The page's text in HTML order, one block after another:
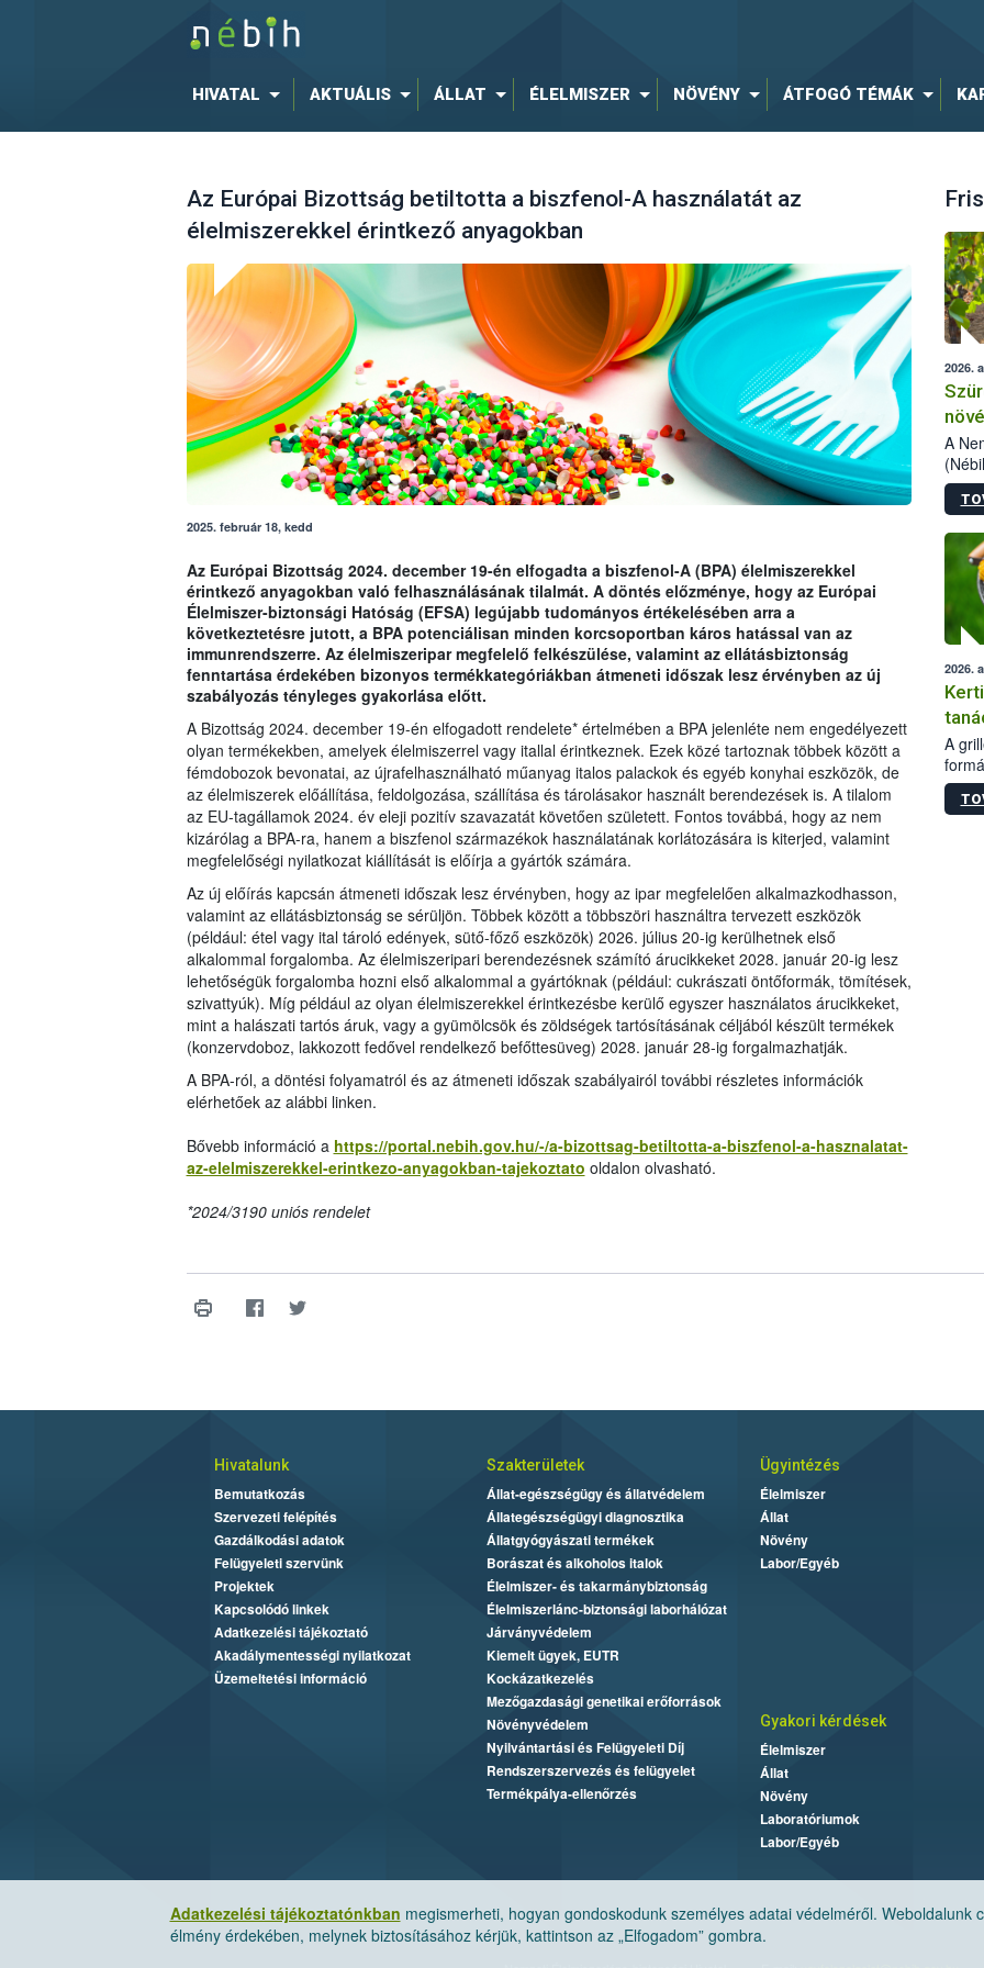
HIVATAL AKTUÁLIS ÁLLAT ÉLELMISZER NÖVÉNY ÁTFOGÓ TÉMÁK
Az Európai Bizottság betiltotta a biszfenol-A használatát az
élelmiszerekkel érintkező anyagokban
2025. február 18, kedd
Az Európai Bizottság 2024. december 19-én elfogadta a biszfenol-A (BPA) élelmiszerekkel
érintkező anyagokban való felhasználásának tilalmát. A döntés előzménye, hogy az Európai
Élelmiszer-biztonsági Hatóság (EFSA) legújabb tudományos értékelésében arra a
következtetésre jutott, a BPA potenciálisan minden korcsoportban káros hatással van az
immunrendszerre. Az élelmiszeripar megfelelő felkészülése, valamint az ellátásbiztonság
fenntartása érdekében bizonyos termékkategóriákban átmeneti időszak lesz érvényben az új
szabályozás tényleges gyakorlása előtt.
A Bizottság 2024. december 19-én elfogadott rendelete* értelmében a BPA jelenléte nem engedélyezett
olyan termékekben, amelyek élelmiszerrel vagy itallal érintkeznek. Ezek közé tartoznak többek között a
fémdobozok bevonatai, az újrafelhasználható műanyag italos palackok és egyéb konyhai eszközök, de
az élelmiszerek előállítása, feldolgozása, szállítása és tárolásakor használt berendezések is. A tilalom
az EU-tagállamok 2024. év eleji pozitív szavazatát követően született. Fontos továbbá, hogy az nem
kizárólag a BPA-ra, hanem a biszfenol származékok használatának korlátozására is kiterjed, valamint
megfelelőségi nyilatkozat kiállítását is előírja a gyártók számára.
Az új előírás kapcsán átmeneti időszak lesz érvényben, hogy az ipar megfelelően alkalmazkodhasson,
valamint az ellátásbiztonság se sérüljön. Többek között a többszöri használtra tervezett eszközök
(például: étel vagy ital tároló edények, sütő-főző eszközök) 2026. július 20-ig kerülhetnek első
alkalommal forgalomba. Az élelmiszeripari berendezésnek számító árucikkeket 2028. január 20-ig lesz
lehetőségük forgalomba hozni első alkalommal a gyártóknak (például: cukrászati öntőformák, tömítések,
szivattyúk). Míg például az olyan élelmiszerekkel érintkezésbe kerülő egyszer használatos árucikkeket,
mint a halászati tartós áruk, vagy a gyümölcsök és zöldségek tartósításának céljából készült termékek
(konzervdoboz, lakkozott fedővel rendelkező befőttesüveg) 2028. január 28-ig forgalmazhatják.
A BPA-ról, a döntési folyamatról és az átmeneti időszak szabályairól további részletes információk
elérhetőek az alábbi linken.
Bővebb információ a https://portal.nebih.gov.hu/-/a-bizottsag-betiltotta-a-biszfenol-a-hasznalatat-
az-elelmiszerekkel-erintkezo-anyagokban-tajekoztato oldalon olvasható.
*2024/3190 uniós rendelet
2026.
A
Az
2026.
A
Adatkezelési tájékoztatónkban megismerheti, hogyan gondoskodunk személyes adatai védelméről. Weboldalunk
élmény érdekében, melynek biztosításához kérjük, kattintson az „Elfogadom” gombra.
Hivatalunk
Bemutatkozás
Szervezeti felépítés
Gazdálkodási adatok
Felügyeleti szervünk
Projektek
Kapcsolódó linkek
Adatkezelési tájékoztató
Akadálymentességi nyilatkozat
Üzemeltetési információ
Szakterületek
Állat-egészségügy és állatvédelem
Állategészségügyi diagnosztika
Állatgyógyászati termékek
Borászat és alkoholos italok
Élelmiszer- és takarmánybiztonság
Élelmiszerlánc-biztonsági laborhálózat
Járványvédelem
Kiemelt ügyek, EUTR
Kockázatkezelés
Mezőgazdasági genetikai erőforrások
Növényvédelem
Nyilvántartási és Felügyeleti Díj
Rendszerszervezés és felügyelet
Termékpálya-ellenőrzés
Ügyintézés
Élelmiszer
Állat
Növény
Labor/Egyéb
Gyakori kérdések
Élelmiszer
Állat
Növény
Laboratóriumok
Labor/Egyéb